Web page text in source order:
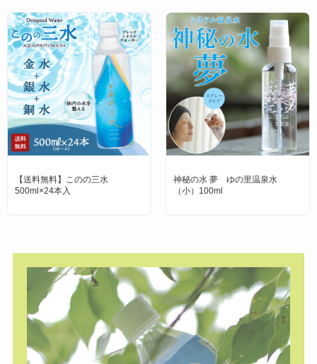
【送料無料】このの三水
500ml×24本入
神秘の水 夢 ゆの里温泉水
（小）100ml